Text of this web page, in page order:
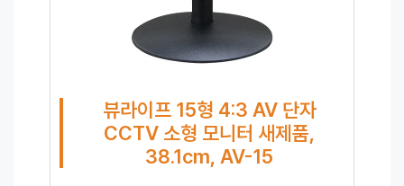
뷰라이프 15형 4:3 AV 단자
CCTV 소형 모니터 새제품,
38.1cm, AV-15